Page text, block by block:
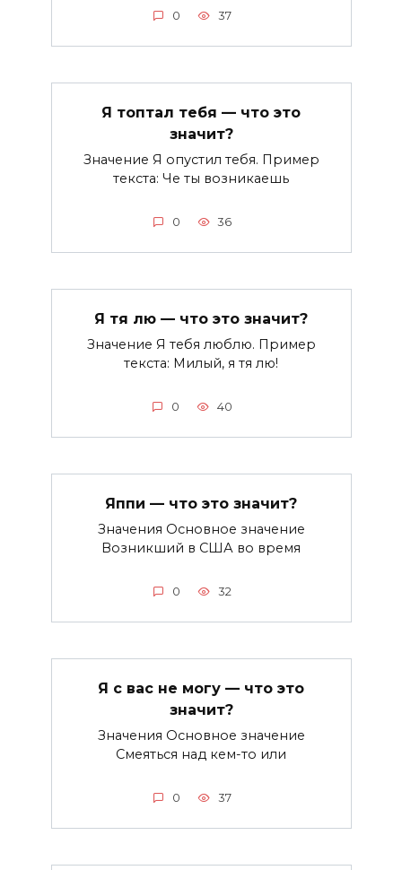
0 37
Я топтал тебя — что это
значит?
Значение Я опустил тебя. Пример
текста: Че ты возникаешь
0 36
Я тя лю — что это значит?
Значение Я тебя люблю. Пример
текста: Милый, я тя лю!
0 40
Яппи — что это значит?
Значения Основное значение
Возникший в США во время
0 32
Я с вас не могу — что это
значит?
Значения Основное значение
Смеяться над кем-то или
0 37